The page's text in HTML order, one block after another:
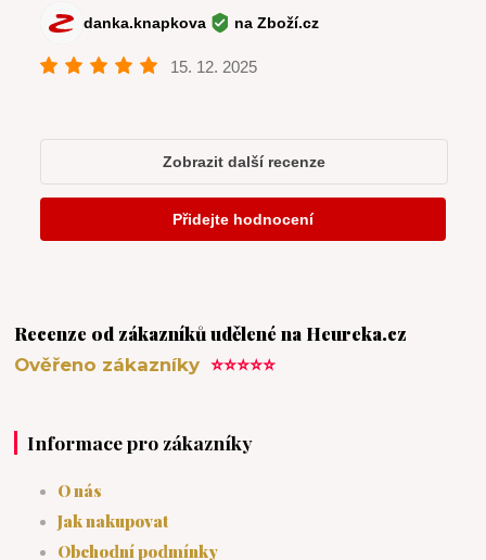
Recenze od zákazníků udělené na Heureka.cz
Ověřeno zákazníky⭐⭐⭐⭐⭐
Informace pro zákazníky
O nás
Jak nakupovat
Obchodní podmínky